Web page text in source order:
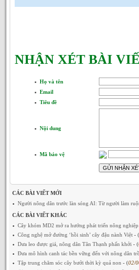
NHẬN XÉT BÀI
Họ và tên
Email
Tiêu đề
Nội dung
Mã bảo vệ
CÁC BÀI VIẾT MỚI
Người nông dân trước làn sóng AI: Từ người làm
CÁC BÀI VIẾT KHÁC
Cây khóm MD2 mở ra hướng phát triển nông
Công nghệ mở đường ‘hồi sinh’ cây đậu nành Việt - (
Dưa leo được giá, nông dân Tân Thạnh phấn khởi - (
Đưa mô hình canh tác bền vững đến với nông dân
Tập trung chăm sóc cây bưởi thời kỳ quả non - (02/